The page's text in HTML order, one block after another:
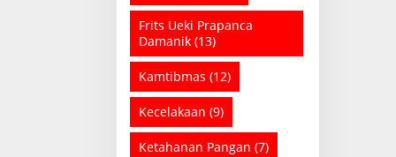
Frits Ueki Prapanca
Damanik (13)
Kamtibmas (12)
Kecelakaan (9)
Ketahanan Pangan (7)